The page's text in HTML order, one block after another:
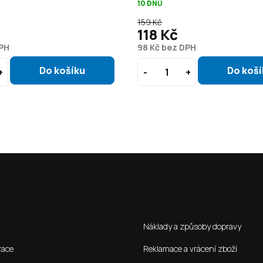
10 DNŮ
98 Kč bez DPH
159 Kč
118 Kč
Náklady a způsoby dopravy
Reklamace a vrácení zboží